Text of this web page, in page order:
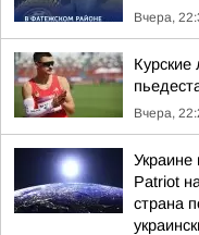
Вчера,
Вчера,
Украине
Patriot
страна